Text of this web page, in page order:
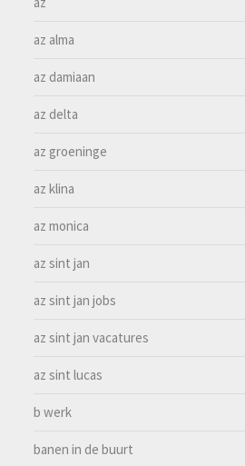
az alma
az damiaan
az delta
az groeninge
az klina
az monica
az sint jan
az sint jan jobs
az sint jan vacatures
az sint lucas
b werk
banen in de buurt